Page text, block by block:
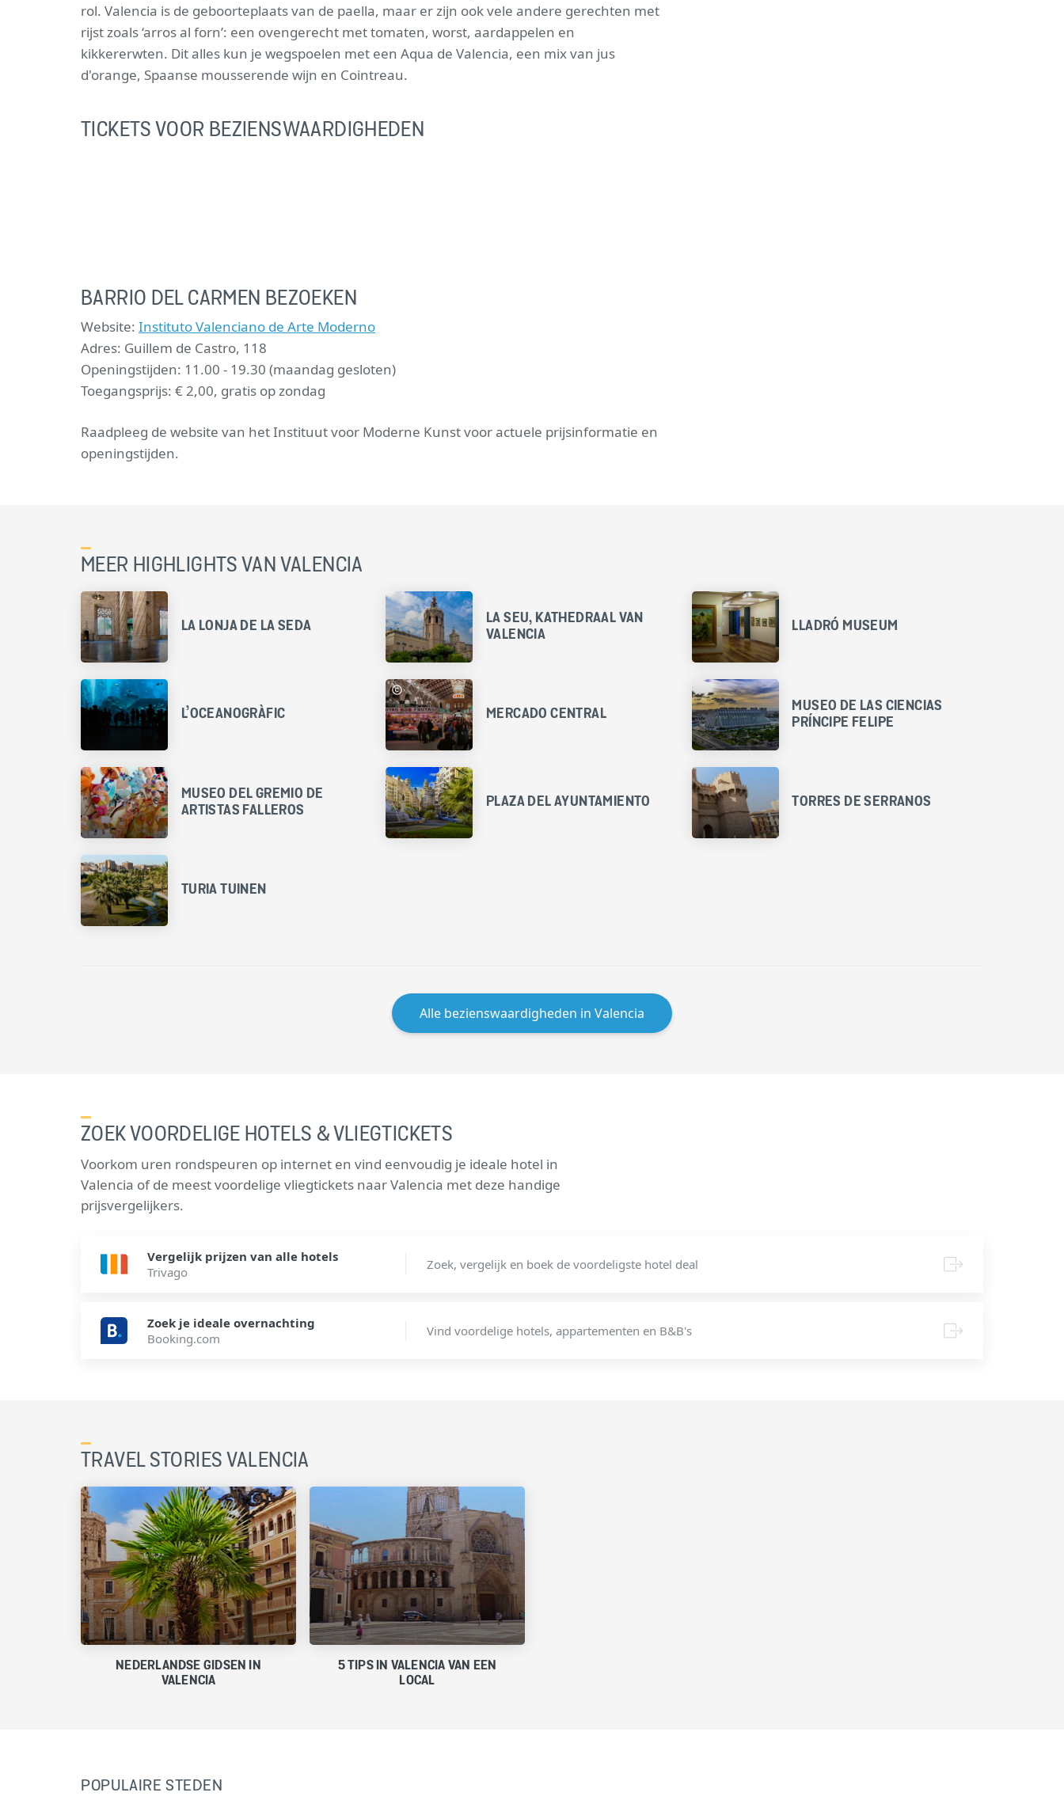
rol. Valencia is de geboorteplaats van de paella, maar er zijn ook vele andere gerechten met
rijst zoals ‘arros al forn’: een ovengerecht met tomaten, worst, aardappelen en
kikkererwten. Dit alles kun je wegspoelen met een Aqua de Valencia, een mix van jus
d'orange, Spaanse mousserende wijn en Cointreau.
TICKETS VOOR BEZIENSWAARDIGHEDEN
BARRIO DEL CARMEN BEZOEKEN
Website: Instituto Valenciano de Arte Moderno
Adres: Guillem de Castro, 118
Openingstijden: 11.00 - 19.30 (maandag gesloten)
Toegangsprijs: € 2,00, gratis op zondag
Raadpleeg de website van het Instituut voor Moderne Kunst voor actuele prijsinformatie en
openingstijden.
MEER HIGHLIGHTS VAN VALENCIA
LA LONJA DE LA SEDA
LA SEU, KATHEDRAAL VAN
VALENCIA
LLADRÓ MUSEUM
L’OCEANOGRÀFIC MERCADO CENTRAL
MUSEO DE LAS CIENCIAS
PRÍNCIPE FELIPE
MUSEO DEL GREMIO DE
ARTISTAS FALLEROS
PLAZA DEL AYUNTAMIENTO TORRES DE SERRANOS
TURIA TUINEN
Alle bezienswaardigheden in Valencia
ZOEK VOORDELIGE HOTELS & VLIEGTICKETS
Voorkom uren rondspeuren op internet en vind eenvoudig je ideale hotel in
Valencia of de meest voordelige vliegtickets naar Valencia met deze handige
prijsvergelijkers.
Vergelijk prijzen van alle hotels
Trivago
Zoek, vergelijk en boek de voordeligste hotel deal
Zoek je ideale overnachting
Booking.com
Vind voordelige hotels, appartementen en B&B's
TRAVEL STORIES VALENCIA
NEDERLANDSE GIDSEN IN
VALENCIA
5 TIPS IN VALENCIA VAN EEN
LOCAL
POPULAIRE STEDEN